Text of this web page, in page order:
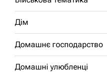
Дім
Домашнє господарство
Домашні улюбленці